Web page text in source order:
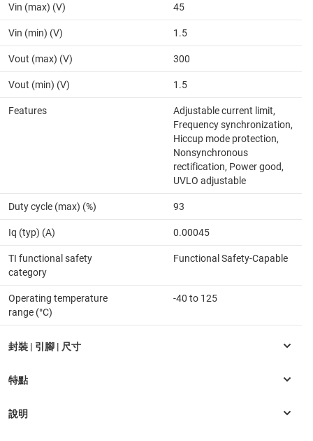
Vin (max) (V) 45
Vin (min) (V) 1.5
Vout (max) (V) 300
Vout (min) (V) 1.5
Features
Adjustable current limit,
Frequency synchronization,
Hiccup mode protection,
Nonsynchronous
rectification, Power good,
UVLO adjustable
Duty cycle (max) (%) 93
Iq (typ) (A) 0.00045
TI functional safety
category
Functional Safety-Capable
Operating temperature
range (°C)
-40 to 125